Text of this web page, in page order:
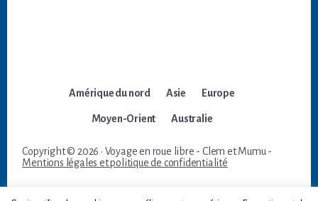
Amérique du nord Asie Europe
Moyen-Orient Australie
Copyright © 2026 · Voyage en roue libre - Clem et Mumu -
Mentions légales et politique de confidentialité